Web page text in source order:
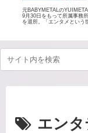
元BABYMETALの
9月30日をもって所属事務
を退所。「エンタメという
エン